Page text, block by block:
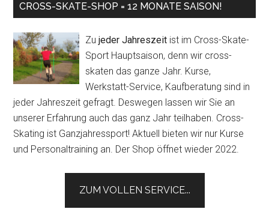
CROSS-SKATE-SHOP = 12 MONATE SAISON!
Zujeder Jahreszeit ist im Cross-Skate-
Sport Hauptsaison, denn wir cross-
skaten das ganze Jahr. Kurse,
Werkstatt-Service, Kaufberatung sind in
jeder Jahreszeit gefragt. Deswegen lassen wir Sie an
unserer Erfahrung auch das ganz Jahr teilhaben. Cross-
Skating ist Ganzjahressport! Aktuell bieten wir nur Kurse
und Personaltraining an. Der Shop öffnet wieder 2022.
ZUM VOLLEN SERVICE...